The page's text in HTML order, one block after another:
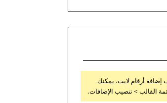
أرقام لايت، يمكنك
القالب > تنصيب الإضافات.